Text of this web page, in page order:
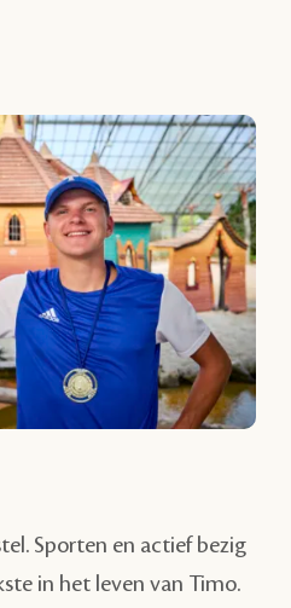
Sporten en actief bezig
in het leven van Timo.